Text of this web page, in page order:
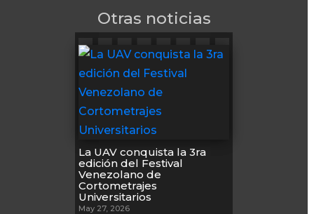
Otras noticias
La UAV conquista la 3ra
edición del Festival
Venezolano de
Cortometrajes
Universitarios
May 27, 2026